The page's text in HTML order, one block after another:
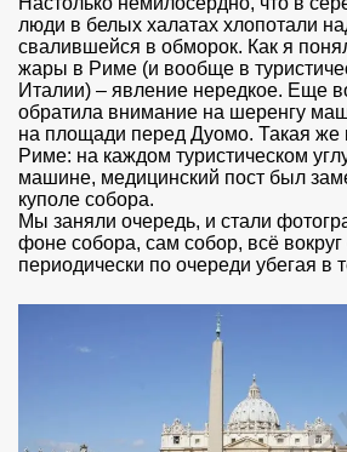
люди в белых халатах хлопотали
свалившейся в обморок. Как я
жары в Риме (и вообще в
Италии) – явление нередкое. Еще
обратила внимание на шеренгу
на площади перед Дуомо. Такая же
Риме: на каждом туристическом
машине, медицинский пост был
куполе собора.
Мы заняли очередь, и стали
фоне собора, сам собор, всё
периодически по очереди убегая в